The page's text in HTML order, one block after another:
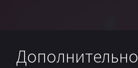
Дополнительно